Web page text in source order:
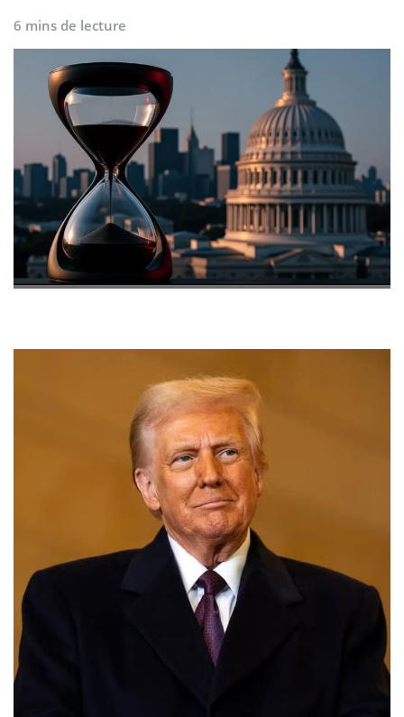
6 mins de lecture